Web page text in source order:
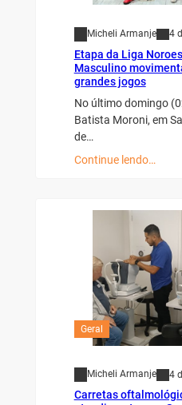
Micheli Armanje 4
Etapa da Liga
Masculino
grandes jogos
No último domingo
Batista Moroni, em
de…
Continue lendo…
Geral
Micheli Armanje 4
Carretas